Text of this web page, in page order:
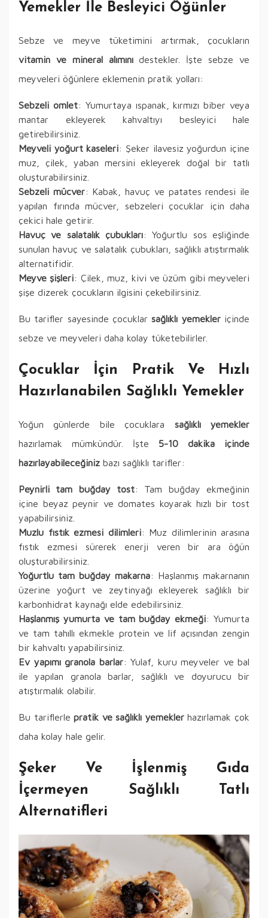
Yemekler İle Besleyici Öğünler
Sebze ve meyve tüketimini artırmak, çocukların
vitamin ve mineral alımınıdestekler. İşte sebze ve
meyveleri öğünlere eklemenin pratik yolları:
Sebzeli omlet: Yumurtaya ıspanak, kırmızı biber veya
mantar ekleyerek kahvaltıyı besleyici hale
getirebilirsiniz.
Meyveli yoğurt kaseleri: Şeker ilavesiz yoğurdun içine
muz, çilek, yaban mersini ekleyerek doğal bir tatlı
oluşturabilirsiniz.
Sebzeli mücver: Kabak, havuç ve patates rendesi ile
yapılan fırında mücver, sebzeleri çocuklar için daha
çekici hale getirir.
Havuç ve salatalık çubukları: Yoğurtlu sos eşliğinde
sunulan havuç ve salatalık çubukları, sağlıklı atıştırmalık
alternatifidir.
Meyve şişleri: Çilek, muz, kivi ve üzüm gibi meyveleri
şişe dizerek çocukların ilgisini çekebilirsiniz.
Bu tarifler sayesinde çocuklarsağlıklı yemekleriçinde
sebze ve meyveleri daha kolay tüketebilirler.
Çocuklar İçin Pratik Ve Hızlı
Hazırlanabilen Sağlıklı Yemekler
Yoğun günlerde bile çocuklara sağlıklı yemekler
hazırlamak mümkündür. İşte 5-10 dakika içinde
hazırlayabileceğiniz bazı sağlıklı tarifler:
Peynirli tam buğday tost: Tam buğday ekmeğinin
içine beyaz peynir ve domates koyarak hızlı bir tost
yapabilirsiniz.
Muzlu fıstık ezmesi dilimleri: Muz dilimlerinin arasına
fıstık ezmesi sürerek enerji veren bir ara öğün
oluşturabilirsiniz.
Yoğurtlu tam buğday makarna: Haşlanmış makarnanın
üzerine yoğurt ve zeytinyağı ekleyerek sağlıklı bir
karbonhidrat kaynağı elde edebilirsiniz.
Haşlanmış yumurta ve tam buğday ekmeği: Yumurta
ve tam tahıllı ekmekle protein ve lif açısından zengin
bir kahvaltı yapabilirsiniz.
Ev yapımı granola barlar: Yulaf, kuru meyveler ve bal
ile yapılan granola barlar, sağlıklı ve doyurucu bir
atıştırmalık olabilir.
Bu tariflerlepratik ve sağlıklı yemeklerhazırlamak çok
daha kolay hale gelir.
Şeker Ve İşlenmiş Gıda
İçermeyen Sağlıklı Tatlı
Alternatifleri